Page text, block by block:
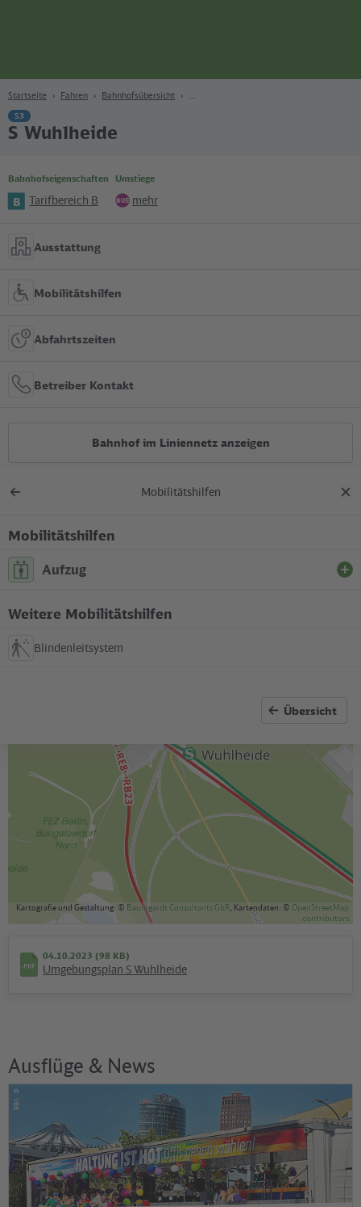
Startseite Fahren Bahnhofsübersicht
S3
S Wuhlheide
Bahnhofseigenschaften
B Tarifbereich B
Umstiege
mehr
Ausstattung
Mobilitätshilfen
Abfahrtszeiten
Betreiber Kontakt
Zurück
Mobilitätshilfen
Mobilitätshilfen
Aufzug
Zwischen Rudolf-Rühl-Allee und S-Bahnsteig (westliches
In Betrieb
Weitere Mobilitätshilfen
Blindenleitsystem
Übersicht
Bahnhof im Liniennetz anzeigen
Alle Bauarbeiten
Lage in der Stadt
–
Kartografie und Gestaltung: © Baumgardt Consultants GbR , Kartendaten: © OpenStreetMap
contributors
04.10.2023 (98 KB)
Umgebungsplan S Wuhlheide
Ausflüge & News
©
VBB